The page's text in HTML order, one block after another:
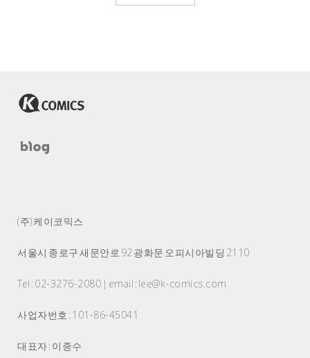
(주) 케이코믹스
서울시 종로구 새문안로 92 광화문 오피시아빌딩 2110
Tel : 02-3276-2080 | email : lee@k-comics.com
사업자번호 : 101-86-45041
대표자 : 이종수